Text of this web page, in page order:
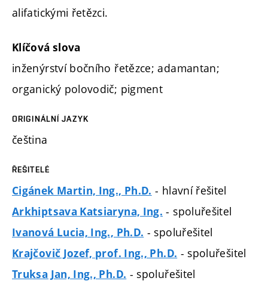
alifatickými řetězci.
Klíčová slova
inženýrství bočního řetězce; adamantan;
organický polovodič; pigment
ORIGINÁLNÍ JAZYK
čeština
ŘEŠITELÉ
Cigánek Martin, Ing., Ph.D. - hlavní řešitel
Arkhiptsava Katsiaryna, Ing. - spoluřešitel
Ivanová Lucia, Ing., Ph.D. - spoluřešitel
Krajčovič Jozef, prof. Ing., Ph.D. - spoluřešitel
Truksa Jan, Ing., Ph.D. - spoluřešitel